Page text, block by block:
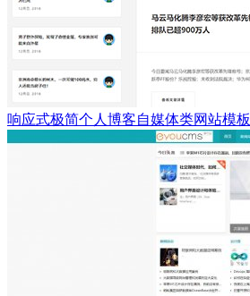
响应式极简个人博客自媒体类网站模板